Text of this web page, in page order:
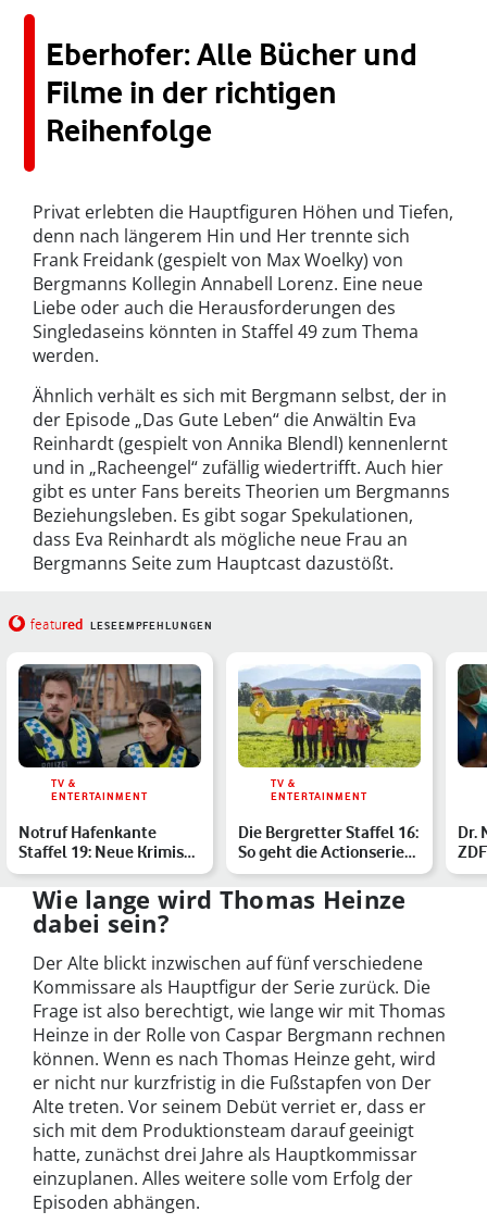
Eberhofer: Alle Bücher und
Filme in der richtigen
Reihenfolge
Privat erlebten die Hauptfiguren Höhen und Tiefen,
denn nach längerem Hin und Her trennte sich
Frank Freidank (gespielt von Max Woelky) von
Bergmanns Kollegin Annabell Lorenz. Eine neue
Liebe oder auch die Herausforderungen des
Singledaseins könnten in Staffel 49 zum Thema
werden.
Ähnlich verhält es sich mit Bergmann selbst, der in
der Episode „Das Gute Leben“ die Anwältin Eva
Reinhardt (gespielt von Annika Blendl) kennenlernt
und in „Racheengel“ zufällig wiedertrifft. Auch hier
gibt es unter Fans bereits Theorien um Bergmanns
Beziehungsleben. Es gibt sogar Spekulationen,
dass Eva Reinhardt als mögliche neue Frau an
Bergmanns Seite zum Hauptcast dazustößt.
featured LESEEMPFEHLUNGEN
TV &
ENTERTAINMENT
Notruf Hafenkante
Staffel 19: Neue Krimis
von der Waterkant
TV &
ENTERTAINMENT
Die Bergretter Staffel 16:
So geht die Actionserie
weiter
Dr.
Wie lange wird Thomas Heinze
dabei sein?
Der Alte blickt inzwischen auf fünf verschiedene
Kommissare als Hauptfigur der Serie zurück. Die
Frage ist also berechtigt, wie lange wir mit Thomas
Heinze in der Rolle von Caspar Bergmann rechnen
können. Wenn es nach Thomas Heinze geht, wird
er nicht nur kurzfristig in die Fußstapfen von Der
Alte treten. Vor seinem Debüt verriet er, dass er
sich mit dem Produktionsteam darauf geeinigt
hatte, zunächst drei Jahre als Hauptkommissar
einzuplanen. Alles weitere solle vom Erfolg der
Episoden abhängen.